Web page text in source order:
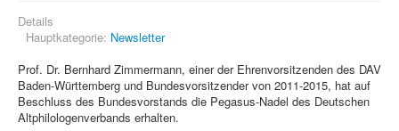
Details
Hauptkategorie: Newsletter
Prof. Dr. Bernhard Zimmermann, einer der Ehrenvorsitzenden des DAV
Baden-Württemberg und Bundesvorsitzender von 2011-2015, hat auf
Beschluss des Bundesvorstands die Pegasus-Nadel des Deutschen
Altphilologenverbands erhalten.